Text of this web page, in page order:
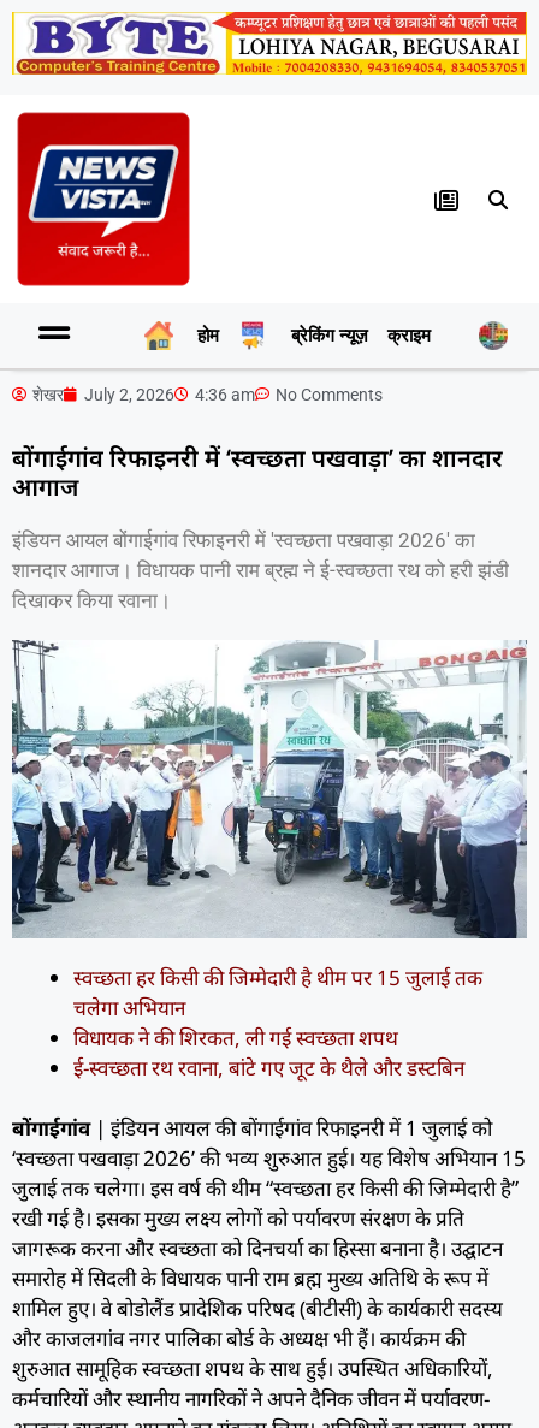
होम ब्रेकिंग न्यूज़ क्राइम
शेखर July 2, 2026 4:36 am No Comments
बोंगाईगांव रिफाइनरी में ‘स्वच्छता पखवाड़ा’ का शानदार
आगाज
इंडियन आयल बोंगाईगांव रिफाइनरी में 'स्वच्छता पखवाड़ा 2026' का
शानदार आगाज। विधायक पानी राम ब्रह्म ने ई-स्वच्छता रथ को हरी झंडी
दिखाकर किया रवाना।
स्वच्छता हर किसी की जिम्मेदारी है थीम पर 15 जुलाई तक
चलेगा अभियान
विधायक ने की शिरकत, ली गई स्वच्छता शपथ
ई-स्वच्छता रथ रवाना, बांटे गए जूट के थैले और डस्टबिन
बोंगाईगांव| इंडियन आयल की बोंगाईगांव रिफाइनरी में 1 जुलाई को
‘स्वच्छता पखवाड़ा 2026’ की भव्य शुरुआत हुई। यह विशेष अभियान 15
जुलाई तक चलेगा। इस वर्ष की थीम “स्वच्छता हर किसी की जिम्मेदारी है”
रखी गई है। इसका मुख्य लक्ष्य लोगों को पर्यावरण संरक्षण के प्रति
जागरूक करना और स्वच्छता को दिनचर्या का हिस्सा बनाना है। उद्घाटन
समारोह में सिदली के विधायक पानी राम ब्रह्म मुख्य अतिथि के रूप में
शामिल हुए। वे बोडोलैंड प्रादेशिक परिषद (बीटीसी) के कार्यकारी सदस्य
और काजलगांव नगर पालिका बोर्ड के अध्यक्ष भी हैं। कार्यक्रम की
शुरुआत सामूहिक स्वच्छता शपथ के साथ हुई। उपस्थित अधिकारियों,
कर्मचारियों और स्थानीय नागरिकों ने अपने दैनिक जीवन में पर्यावरण-